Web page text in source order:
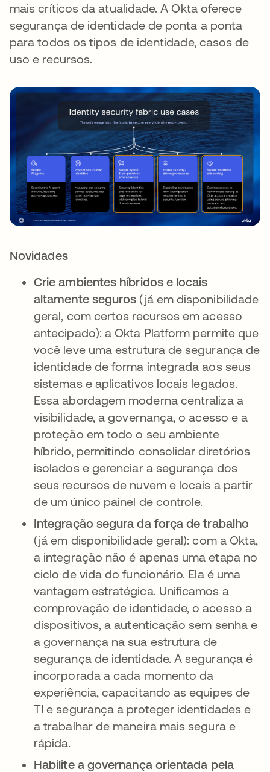
mais críticos da atualidade. A Okta oferece
segurança de identidade de ponta a ponta
para todos os tipos de identidade, casos de
uso e recursos.
Novidades
Crie ambientes híbridos e locais
altamente seguros (já em disponibilidade
geral, com certos recursos em acesso
antecipado): a Okta Platform permite que
você leve uma estrutura de segurança de
identidade de forma integrada aos seus
sistemas e aplicativos locais legados.
Essa abordagem moderna centraliza a
visibilidade, a governança, o acesso e a
proteção em todo o seu ambiente
híbrido, permitindo consolidar diretórios
isolados e gerenciar a segurança dos
seus recursos de nuvem e locais a partir
de um único painel de controle.
Integração segura da força de trabalho
(já em disponibilidade geral): com a Okta,
a integração não é apenas uma etapa no
ciclo de vida do funcionário. Ela é uma
vantagem estratégica. Unificamos a
comprovação de identidade, o acesso a
dispositivos, a autenticação sem senha e
a governança na sua estrutura de
segurança de identidade. A segurança é
incorporada a cada momento da
experiência, capacitando as equipes de
TI e segurança a proteger identidades e
a trabalhar de maneira mais segura e
rápida.
Habilite a governança orientada pela